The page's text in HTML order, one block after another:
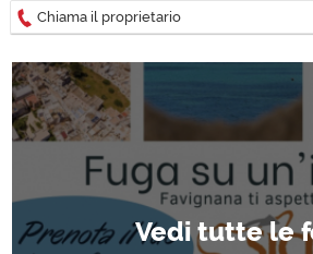
Chiama il proprietario